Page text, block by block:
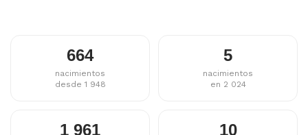
664
nacimientos
desde 1 948
5
nacimientos
en 2 024
1 961 10